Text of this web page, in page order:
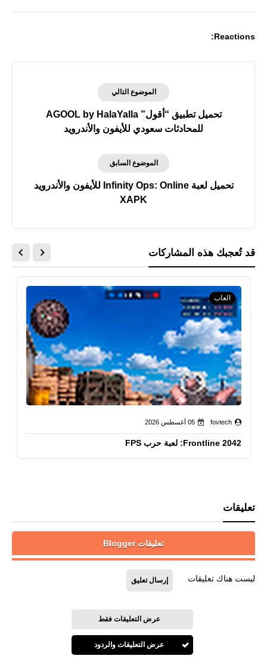
Reactions:
الموضوع التالي
تحميل تطبيق “أقول” AGOOL by HalaYalla
للمحادثات سعودي للأيفون والأندرويد
الموضوع السابق
تحميل لعبة Infinity Ops: Online للأيفون والأندرويد
XAPK
قد تُعجبك هذه المشاركات
العاب
fovtech 05 أغسطس 2026
Frontline 2042: لعبة حرب FPS
تعليقات
تعليقات Blogger
ليست هناك تعليقات إرسال تعليق
عرض التعليقات فقط
عرض التعليقات والردود